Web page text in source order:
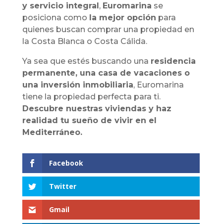
y servicio integral, Euromarina se
posiciona como la mejor opción para
quienes buscan comprar una propiedad en
la Costa Blanca o Costa Cálida.
Ya sea que estés buscando una residencia
permanente, una casa de vacaciones o
una inversión inmobiliaria, Euromarina
tiene la propiedad perfecta para ti.
Descubre nuestras viviendas y haz
realidad tu sueño de vivir en el
Mediterráneo.
Facebook
Twitter
Gmail